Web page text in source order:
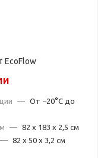
EcoFlow
— От −20°C до
— 82 х 183 х 2,5 см
— 82 x 50 x 3,2 см